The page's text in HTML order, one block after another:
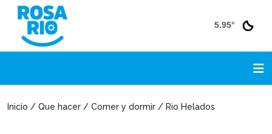
5.95°
Inicio / Que hacer / Comer y dormir / Rio Helados